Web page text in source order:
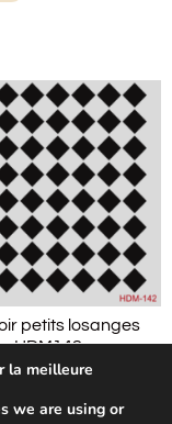
petits losanges
HDM142
11,88€
la meilleure
we are using or